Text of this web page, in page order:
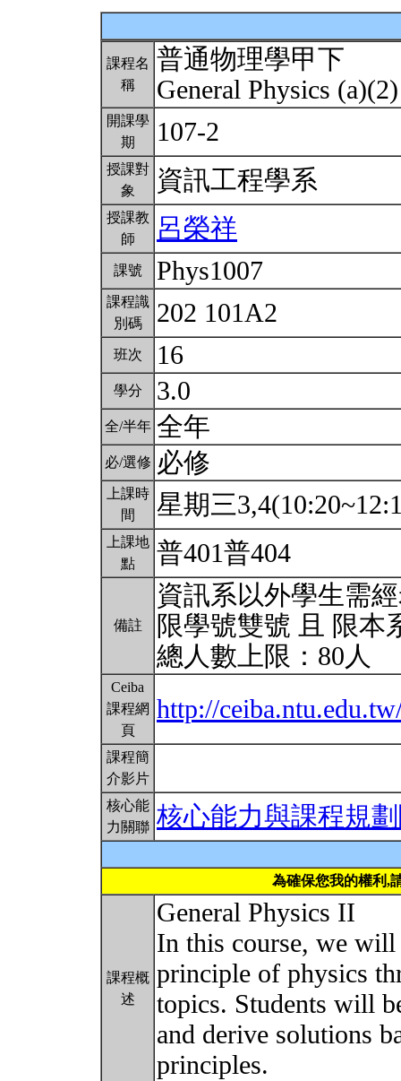
課程名
稱
普通物理學甲下
General Physics
開課學
期
107-2
授課對
象
資訊工程學系
授課教
師
呂榮祥
課號 Phys1007
課程識
別碼
202 101A2
班次 16
學分 3.0
全/半年 全年
必/選修 必修
上課時
間
星期三
上課地
點
普401普404
備註
資訊系以外學生需
限學號雙號 且 限本
總人數上限：80人
Ceiba
課程網
頁
http://
課程簡
介影片
核心能
力關聯 核心能力與課程規
為確保您我的權利,
課程概
述
General Physics II
In this course, we will
principle of physics
topics. Students will
and derive solutions
principles.